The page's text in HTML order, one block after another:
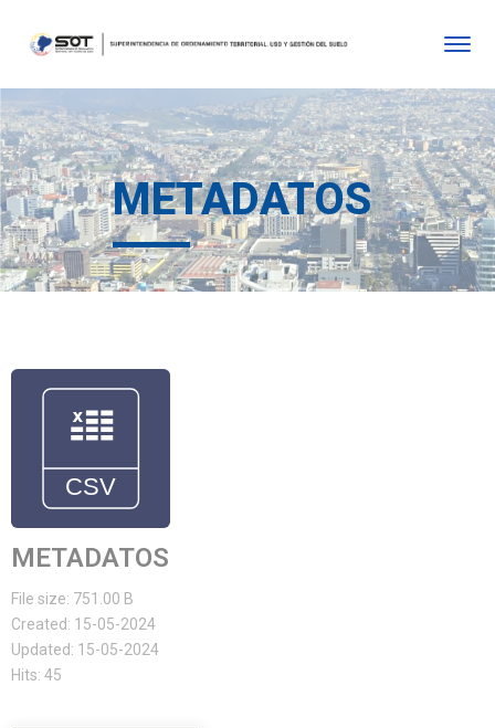
METADATOS
METADATOS
File size: 751.00 B
Created: 15-05-2024
Updated: 15-05-2024
Hits: 45